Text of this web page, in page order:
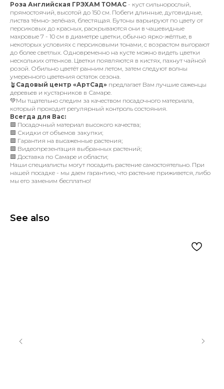
Роза Английская ГРЭХАМ ТОМАС - куст сильнорослый,
прямостоячий, высотой до 150 см. Побеги длинные, дуговидные,
листва тёмно-зелёная, блестящая. Бутоны варьируют по цвету от
персиковых до красных, раскрываются они в чашевидные
махровые 7 - 10 см в диаметре цветки, обычно ярко-жёлтые, в
некоторых условиях с персиковыми тонами, с возрастом выгорают
до более светлых. Одновременно на кусте можно видеть цветки
нескольких оттенков. Цветки появляются в кистях, пахнут чайной
розой. Обильно цветёт ранним летом, затем следуют волны
умеренного цветения остаток сезона.
🪴 Садовый центр «АртСад» предлагает Вам лучшие саженцы
деревьев и кустарников в Самаре.
💚Мы тщательно следим за качеством посадочного материала,
который проходит регулярный контроль состояния.
Всегда для Вас:
🟩 Посадочный материал высокого качества;
🟩 Скидки от объемов закупки;
🟩 Гарантия на высаженные растения;
🟩 Видеопрезентация выбранных растений;
🟩 Доставка по Самаре и области;
Наши специалисты могут посадить растение самостоятельно. При
нашей посадке - мы даем гарантию, что растение приживется, либо
мы его заменим бесплатно!
See also